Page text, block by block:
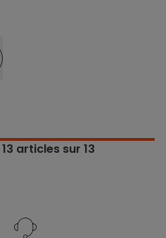
13 articles sur 13